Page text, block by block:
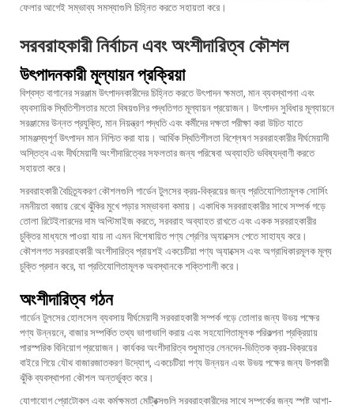
ফেলার আগেই সম্ভাব্য সমস্যাগুলি চিহ্নিত করতে সহায়তা করে।
সরবরাহকারী নির্বাচন এবং অংশীদারিত্ব কৌশল
উৎপাদনকারী মূল্যায়ন প্রক্রিয়া
বিশ্বস্ত বাগানের সরঞ্জাম উৎপাদনকারীদের চিহ্নিত করতে উৎপাদন ক্ষমতা, মান ব্যবস্থাপনা এবং
ব্যবসায়িক স্থিতিশীলতার মতো বিষয়গুলির পদ্ধতিগত মূল্যায়ন প্রয়োজন। উৎপাদন সুবিধার মূল্যায়নে
সরঞ্জামের উন্নত প্রযুক্তি, মান নিয়ন্ত্রণ পদ্ধতি এবং কর্মীদের দক্ষতা পরীক্ষা করা উচিত যাতে
সামঞ্জস্যপূর্ণ উৎপাদন মান নিশ্চিত করা যায়। আর্থিক স্থিতিশীলতা বিশ্লেষণ সরবরাহকারীর দীর্ঘমেয়াদী
অস্তিত্ব এবং দীর্ঘমেয়াদী অংশীদারিত্বের সফলতার জন্য পরিষেবা অব্যাহতি ভবিষ্যদ্বাণী করতে
সহায়তা করে।
সরবরাহকারী বৈচিত্র্যকরণ কৌশলগুলি গার্ডেন টুলসের ক্রয়-বিক্রয়ের জন্য প্রতিযোগিতামূলক সোর্সিং
নমনীয়তা বজায় রেখে ঝুঁকির মুখে পড়ার সম্ভাবনা কমায়। একাধিক সরবরাহকারীর সাথে সম্পর্ক গড়ে
তোলা রিটেইলারদের দাম অপ্টিমাইজ করতে, সরবরাহ অব্যাহত রাখতে এবং একক সরবরাহকারীর
চুক্তির মাধ্যমে পাওয়া যায় না এমন বিশেষায়িত পণ্য শ্রেণির অ্যাক্সেস পেতে সাহায্য করে।
কৌশলগত সরবরাহকারী অংশীদারিত্ব প্রায়শই একচেটিয়া পণ্য অ্যাক্সেস এবং অগ্রাধিকারমূলক মূল্য
চুক্তি প্রদান করে, যা প্রতিযোগিতামূলক অবস্থানকে শক্তিশালী করে।
অংশীদারিত্ব গঠন
গার্ডেন টুলসের হোলসেল ব্যবসায় দীর্ঘমেয়াদী সরবরাহকারী সম্পর্ক গড়ে তোলার জন্য উভয় পক্ষের
পণ্য উন্নয়নে, বাজার সম্পর্কিত তথ্য ভাগাভাগি করায় এবং সহযোগিতামূলক পরিকল্পনা প্রক্রিয়ায়
পারস্পরিক বিনিয়োগ প্রয়োজন। কার্যকর অংশীদারিত্ব শুধুমাত্র লেনদেন-ভিত্তিক ক্রয়-বিক্রয়ের
বাইরে গিয়ে যৌথ বাজারজাতকরণ উদ্যোগ, একচেটিয়া পণ্য উন্নয়ন এবং উভয় পক্ষের জন্য উপকারী
ঝুঁকি ব্যবস্থাপনা কৌশল অন্তর্ভুক্ত করে।
যোগাযোগ প্রোটোকল এবং কর্মক্ষমতা মেট্রিক্সগুলি সরবরাহকারীদের সাথে সম্পর্কের জন্য স্পষ্ট আশা-